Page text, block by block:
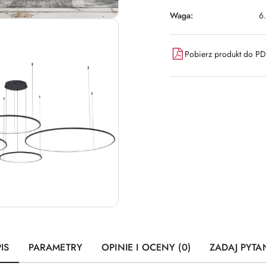
Waga:
Pobierz produkt do
PARAMETRY OPINIE I OCENY (0) ZADAJ